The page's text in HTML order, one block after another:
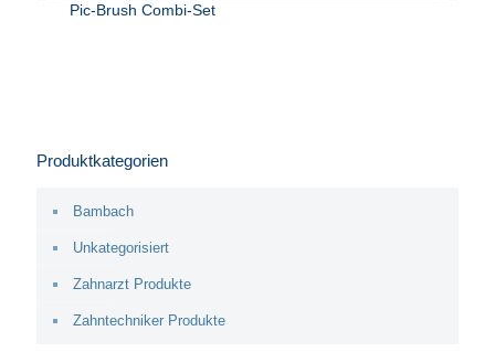
Pic-Brush Combi-Set
Produktkategorien
Bambach
Unkategorisiert
Zahnarzt Produkte
Zahntechniker Produkte